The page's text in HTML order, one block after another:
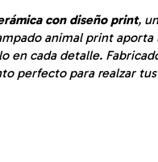
con diseño print,
animal print
en cada detalle.
perfecto para realzar